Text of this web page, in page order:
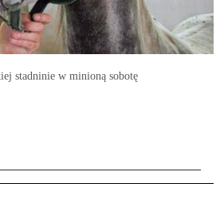
stadninie w minioną sobotę